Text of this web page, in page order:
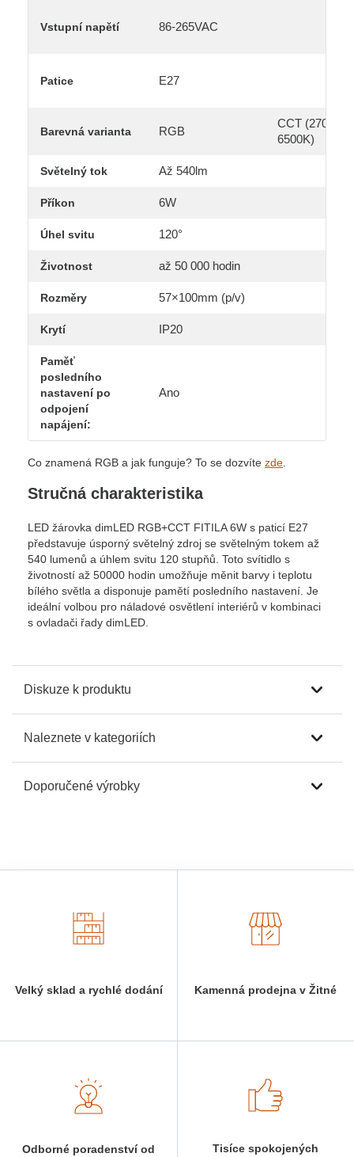
Vstupní napětí 86-265VAC
Patice E27
Barevná varianta RGB
CCT (2700-
6500K)
Světelný tok Až 540lm
Příkon 6W
Úhel svitu 120°
Životnost až 50 000 hodin
Rozměry 57×100mm (p/v)
Krytí IP20
Paměť
posledního
nastavení po
odpojení
napájení:
Ano
Co znamená RGB a jak funguje? To se dozvíte zde
Stručná charakteristika
LED žárovka dimLED RGB+CCT FITILA 6W s paticí E27
představuje úsporný světelný zdroj se světelným tokem až
540 lumenů a úhlem svitu 120 stupňů. Toto svítidlo s
životností až 50000 hodin umožňuje měnit barvy i teplotu
bílého světla a disponuje pamětí posledního nastavení. Je
ideální volbou pro náladové osvětlení interiérů v kombinaci
s ovladači řady dimLED.
Diskuze k produktu
Naleznete v kategoriích
Doporučené výrobky
Velký sklad a rychlé dodání Kamenná prodejna v Žitné
Odborné poradenství od
Tisíce spokojených